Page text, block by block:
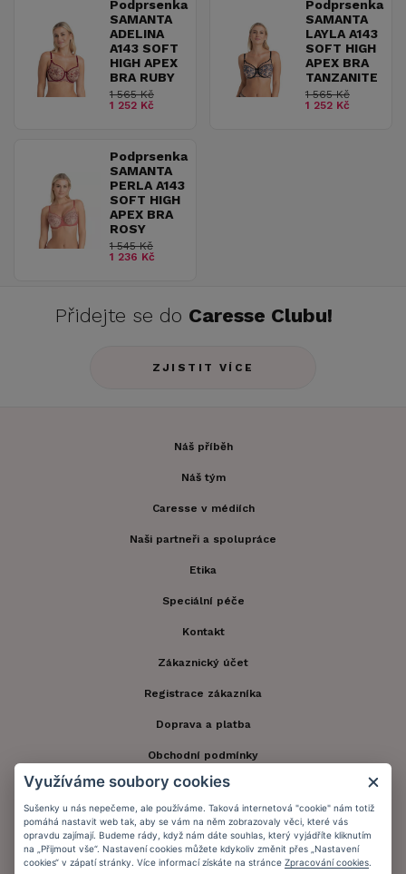
Podprsenka
SAMANTA
ADELINA
A143 SOFT
HIGH APEX
BRA RUBY
1 565 Kč
1 252 Kč
Podprsenka
SAMANTA
LAYLA A143
SOFT HIGH
APEX BRA
TANZANITE
1 565 Kč
1 252 Kč
Podprsenka
SAMANTA
PERLA A143
SOFT HIGH
APEX BRA
ROSY
1 545 Kč
1 236 Kč
Přidejte se do Caresse Clubu!
ZJISTIT VÍCE
Náš příběh
Náš tým
Caresse v médiích
Naši partneři a spolupráce
Etika
Speciální péče
Kontakt
Zákaznický účet
Registrace zákazníka
Doprava a platba
Obchodní podmínky
Ochrana osobních údajů
Informační memorandum
Využíváme soubory cookies
Sušenky u nás nepečeme, ale používáme. Taková internetová "cookie" nám totiž
pomáhá nastavit web tak, aby se vám na něm zobrazovaly věci, které vás
opravdu zajímají. Budeme rády, když nám dáte souhlas, který vyjádříte kliknutím
na „Přijmout vše“. Nastavení cookies můžete kdykoliv změnit přes „Nastavení
cookies“ v zápatí stránky. Více informací získáte na stránce Zpracování cookies